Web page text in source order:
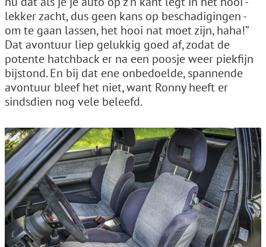
lekker zacht, dus geen kans op beschadigingen -
om te gaan lassen, het hooi nat moet zijn, haha!”
Dat avontuur liep gelukkig goed af, zodat de
potente hatchback er na een poosje weer piekfijn
bijstond. En bij dat ene onbedoelde, spannende
avontuur bleef het niet, want Ronny heeft er
sindsdien nog vele beleefd.